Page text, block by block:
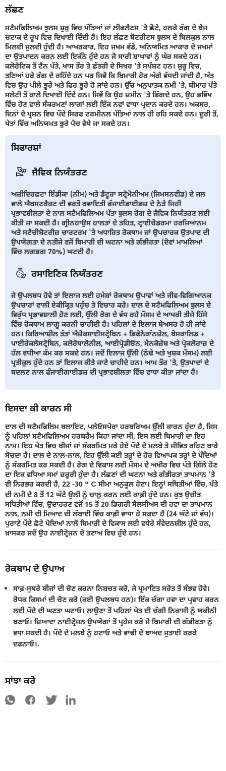
ਲੱਛਣ
ਸਟੈਮਫਿਲਿਅਮ ਝੁਲਸ ਸ਼ੁਰੂ ਵਿਚ ਪੱਤਿਆਂ ਜਾਂ ਲੀਫਲੈਟਸ 'ਤੇ ਛੋਟੇ, ਹਲਕੇ ਰੰਗ ਦੇ ਬੇਜ
ਚਟਾਕ ਦੇ ਰੂਪ ਵਿਚ ਦਿਖਾਈ ਦਿੰਦੀ ਹੈ। ਇਹ ਲੱਛਣ ਬੋਟਰੀਟਸ ਝੁਲਸ ਦੇ ਬਿਲਕੁਲ ਨਾਲ
ਮਿਲਦੀ ਜੁਲਦੀ ਹੁੰਦੀ ਹੈ। ਆਖਰਕਾਰ, ਇਹ ਜਖਮ ਵੱਡੇ, ਅਨਿਯਮਿਤ ਆਕਾਰ ਦੇ ਜਖਮਾਂ
ਦਾ ਉਤਪਾਦਨ ਕਰਨ ਲਈ ਇਕੱਠੇ ਹੁੰਦੇ ਹਨ ਜੋ ਸਾਰੀ ਸ਼ਾਖਾਵਾਂ ਨੂੰ ਘੇਰ ਸਕਦੇ ਹਨ।
ਕਲੋਰੋਟਿਕ ਤੋਂ ਟੈਨ ਪੱਤੇ, ਖਾਸ ਤੌਰ ਤੇ ਛੱਤਰੀ ਦੇ ਸਿਖਰ 'ਤੇ ਸਪੱਸ਼ਟ ਹਨ। ਸ਼ੁਰੂ ਵਿਚ,
ਤਣਿਆਂ ਹਰੇ ਰੰਗ ਦੇ ਰਹਿੰਦੇ ਹਨ ਪਰ ਜਿਵੇਂ ਕਿ ਬਿਮਾਰੀ ਹੋਰ ਅੱਗੇ ਵੱਧਦੀ ਜਾਂਦੀ ਹੈ, ਅੰਤ
ਵਿਚ ਉਹ ਪੀਲੇ ਭੂਰੇੇ ਅਤੇ ਫਿਰ ਭੂਰੇ ਹੋ ਜਾਂਦੇ ਹਨ। ਉੱਚ ਅਨੁਪਾਤਕ ਨਮੀ 'ਤੇ, ਬੀਮਾਰ ਪੱਤੇ
ਸਲੇਟੀ ਤੋਂ ਕਾਲੇ ਦਿਖਾਈ ਦਿੰਦੇ ਹਨ। ਜਿਵੇਂ ਕਿ ਉਹ ਜ਼ਮੀਨ 'ਤੇ ਡਿੱਗਦੇ ਹਨ, ਉਹ ਭਵਿੱਖ
ਵਿੱਚ ਹੋਣ ਵਾਲੇ ਸੰਕਰਮਣਾਂ ਲਾਗਾਂ ਲਈ ਇੱਕ ਨਵਾਂ ਵਾਧਾ ਪ੍ਰਦਾਨ ਕਰਦੇ ਹਨ। ਅਕਸਰ,
ਦਿਨਾਂ ਦੇ ਪ੍ਰਸ਼ਨ ਵਿਚ ਪੌਦੇ ਸਿਰਫ ਟਰਮੀਨਲ ਪੱਤਿਆਂ ਨਾਲ ਹੀ ਰਹਿ ਸਕਦੇ ਹਨ। ਦੂਰੀ ਤੋਂ,
ਖੇਤਾਂ ਵਿੱਚ ਅਨਿਯਮਤ ਭੂਰੇ ਪੈਚ ਵੇਖੇ ਜਾ ਸਕਦੇ ਹਨ।
ਸਿਫਾਰਸ਼ਾਂ
ਜੈਵਿਕ ਨਿਯੰਤਰਣ
ਅਜ਼ੀਦਿਰਛਟਾ ਇੰਡੀਕਾ (ਨੀਮ) ਅਤੇ ਡੈਟੂਰਾ ਸਟ੍ਰੋਮੋਨੀਅਮ (ਜਿਮਸਨਵੀਡ) ਦੇ ਜਲ
ਵਾਲੇ ਐਬਸਟਰੈਕਟ ਦੀ ਵਰਤੋਂ ਰਵਾਇਤੀ ਫੰਜਾਈਡਾਈਡਜ਼ ਦੇ ਨੇੜੇ ਜਿਹੀ
ਪ੍ਰਭਾਵਸ਼ੀਲਤਾ ਦੇ ਨਾਲ ਸਟੈਮਫਿਲਿਅਮ ਪੱਤਾ ਝੁਲਸ ਰੋਗ ਦੇ ਜੈਵਿਕ ਨਿਯੰਤਰਣ ਲਈ
ਕੀਤੀ ਜਾ ਸਕਦੀ ਹੈ। ਗ੍ਰੀਨਹਾਉਸ ਹਾਲਤਾਂ ਦੇ ਤਹਿਤ, ਟ੍ਰਾਈਚੋਡਰਮਾ ਹਰਜਿਆਨਮ
ਅਤੇ ਸਟੈਚੀਬੋਟਰੀਜ਼ ਚਾਰਟਰਮ 'ਤੇ ਅਧਾਰਿਤ ਰੋਕਥਾਮ ਜਾਂ ਉਪਚਾਰਕ ਉਤਪਾਦ ਦੀ
ਉਪਯੋਗਤਾ ਦੇ ਨਤੀਜੇ ਵਜੋਂ ਬਿਮਾਰੀ ਦੀ ਘਟਨਾ ਅਤੇ ਗੰਭੀਰਤਾ (ਦੋਵਾਂ ਮਾਮਲਿਆਂ
ਵਿੱਚ ਲਗਭਗ 70%) ਘਟਦੀ ਹੈ।
ਰਸਾਇਣਿਕ ਨਿਯੰਤਰਣ
ਜੇ ਉਪਲਬਧ ਹੋਵੇ ਤਾਂ ਇਲਾਜ ਲਈ ਹਮੇਸ਼ਾਂ ਰੋਕਥਾਮ ਉਪਾਵਾਂ ਅਤੇ ਜੀਵ-ਵਿਗਿਆਨਕ
ਉਪਚਾਰਾਂ ਵਾਲੀ ਏਕੀਕ੍ਰਿਤ ਪਹੁੰਚ ਤੇ ਵਿਚਾਰ ਕਰੋ। ਦਾਲ ਦੇ ਸਟੈਮਫਿਲਿਅਮ ਝੁਲਸ ਦੇ
ਵਿਰੁੱਧ ਪ੍ਰਭਾਵਸ਼ਾਲੀ ਹੋਣ ਲਈ, ਉੱਲੀ ਰੋਗ ਦੇ ਵੱਧ ਰਹੇ ਮੌਸਮ ਦੇ ਆਖਰੀ ਤੀਜੇ ਹਿੱਸੇ
ਵਿੱਚ ਰੋਕਥਾਮ ਲਾਗੂ ਕਰਨੀ ਚਾਹੀਦੀ ਹੈ। ਪਹਿਲਾਂ ਦੇ ਇਲਾਜ ਬੇਅਸਰ ਹੋ ਹੀ ਜਾਂਦੇ
ਹਨ। ਕਿਰਿਆਸ਼ੀਲ ਤੱਤਾਂ ਐਜ਼ੋਕਸਾਈਸਟ੍ਰੋਬਿਨ + ਡਿਫੇਨੋਕਾੱਨਜ਼ੋਲ, ਬੋਸਕਾਲਿਡ +
ਪਾਈਰੇਕਲੋਸਟ੍ਰੋਬਿਨ, ਕਲੋਰੋਥਾਲੋਨੀਲ, ਆਈਪ੍ਰੋਡੀਓਨ, ਮੈਨਕੋਜ਼ੇਬ ਅਤੇ ਪ੍ਰੋਕਲੋਰਾਜ਼ ਦੇ
ਹੱਲ ਵਧੀਆ ਕੰਮ ਕਰ ਸਕਦੇ ਹਨ। ਜਦੋਂ ਇਲਾਜ ਉੱਲੀ (ਠੰਢੇ ਅਤੇ ਖੁਸ਼ਕ ਮੌਸਮ) ਲਈ
ਪ੍ਰਤੀਕੂਲ ਹੁੰਦੇ ਹਨ ਤਾਂ ਇਲਾਜ ਕੀਤੇ ਜਾਣੇ ਚਾਹੀਦੇ ਹਨ। ਆਮ ਤੌਰ 'ਤੇ, ਉਤਪਾਦਾਂ ਦੇ
ਬਦਲਣ ਨਾਲ ਫੰਜਾਈਗਾਈਡਜ਼ ਦੀ ਪ੍ਰਭਾਵਸ਼ੀਲਤਾ ਵਿੱਚ ਵਾਧਾ ਕੀਤਾ ਜਾਂਦਾ ਹੈ।
ਇਸਦਾ ਕੀ ਕਾਰਨ ਸੀ
ਦਾਲ ਦੀ ਸਟੈਮਫਿਲਿਮ ਬਲਾਇਟ, ਪਲੇਓਸਪੋਰਾ ਹਰਬਰਿਅਮ ਉੱਲੀ ਕਾਰਨ ਹੁੰਦਾ ਹੈ, ਜਿਸ
ਨੂੰ ਪਹਿਲਾਂ ਸਟੈਮਫਿਲਿਅਮ ਹਰਬਰੈਮ ਕਿਹਾ ਜਾਂਦਾ ਸੀ, ਇਸ ਲਈ ਬਿਮਾਰੀ ਦਾ ਇਹ
ਨਾਮ। ਇਹ ਖੇਤ ਵਿਚ ਬੀਜਾਂ ਜਾਂ ਸੰਕਰਮਿਤ ਮਰੇ ਹੋਏ ਪੌਦੇ ਦੇ ਮਲਬੇ ਤੇ ਜੀਵਿਤ ਰਹਿਣ ਬਾਰੇ
ਸੋਚਦਾ ਹੈ। ਦਾਲ ਦੇ ਨਾਲ-ਨਾਲ, ਇਹ ਉੱਲੀ ਕਈ ਤਰ੍ਹਾਂ ਦੇ ਹੋਰ ਵਿਆਪਕ ਤਰ੍ਹਾਂ ਦੇ ਪੌਦਿਆਂ
ਨੂੰ ਸੰਕਰਮਿਤ ਕਰ ਸਕਦੀ ਹੈ। ਰੋਗ ਦੇ ਵਿਕਾਸ ਲਈ ਮੌਸਮ ਦੇ ਅਖੀਰ ਵਿਚ ਪੱਤੇ ਗਿੱਲੇ ਹੋਣ
ਦਾ ਇਕ ਵਧਿਆ ਸਮਾਂ ਜ਼ਰੂਰੀ ਹੁੰਦਾ ਹੈ। ਲੱਛਣਾਂ ਦੀ ਘਟਨਾ ਅਤੇ ਗੰਭੀਰਤਾ ਤਾਪਮਾਨ 'ਤੇ
ਵੀ ਨਿਰਭਰ ਕਰਦੀ ਹੈ, 22 -30 ° C ਸੀਮਾ ਅਨੁਕੂਲ ਹੋਣਾ। ਇਨ੍ਹਾਂ ਸਥਿਤੀਆਂ ਵਿੱਚ, ਪੱਤੇ
ਦੀ ਨਮੀ ਦੇ 8 ਤੋਂ 12 ਘੰਟੇ ਉਲੀ ਨੂੰ ਚਾਲੂ ਕਰਨ ਲਈ ਕਾਫ਼ੀ ਹੁੰਦੇ ਹਨ। ਕੁਝ ਉਚੀਤ
ਸਥਿਤੀਆਂ ਵਿੱਚ, ਉਦਾਹਰਣ ਵਜੋਂ 15 ਤੋਂ 20 ਡਿਗਰੀ ਸੈਲਸੀਅਸ ਦੀ ਹਵਾ ਦਾ ਤਾਪਮਾਨ
ਨਾਲ, ਨਮੀ ਦੀ ਮਿਆਦ ਦੀ ਲੰਬਾਈ ਵਿੱਚ ਕਾਫ਼ੀ ਵਾਧਾ ਹੋ ਸਕਦਾ ਹੈ (24 ਘੰਟੇ ਜਾਂ ਵੱਧ)।
ਪੁਰਾਣੇ ਪੌਦੇ ਛੋਟੇ ਪੋਦਿਆਂ ਨਾਲੋਂ ਬਿਮਾਰੀ ਦੇ ਵਿਕਾਸ ਲਈ ਵਧੇਰੇ ਸੰਵੇਦਨਸ਼ੀਲ ਹੁੰਦੇ ਹਨ,
ਖ਼ਾਸਕਰ ਜਦੋਂ ਉਹ ਨਾਈਟ੍ਰੋਜਨ ਦੇ ਤਣਾਅ ਵਿਚ ਹੁੰਦੇ ਹਨ।
ਰੋਕਥਾਮ ਦੇ ਉਪਾਅ
ਸਾਫ਼-ਸੁਥਰੇ ਬੀਜਾਂ ਦੀ ਚੋਣ ਕਰਨਾ ਨਿਸ਼ਚਤ ਕਰੋ, ਜੇ ਪ੍ਰਮਾਣਿਤ ਸਰੋਤ ਤੋਂ ਸੰਭਵ ਹੋਵੇ।
ਰੋਧਕ ਕਿਸਮਾਂ ਦੀ ਚੋਣ ਕਰੋ (ਕਈ ਉਪਲਬਧ ਹਨ)। ਇੱਕ ਚੰਗਾ ਹਵਾ ਦਾ ਪ੍ਰਵਾਹ ਕਰਨ
ਲਈ ਪੌਦੇ ਦੀ ਘਣਤਾ ਘਟਾਓ। ਲਾਉਣਾ ਤੋਂ ਪਹਿਲਾਂ ਖੇਤ ਦੀ ਚੰਗੀ ਨਿਕਾਸੀ ਨੂੰ ਯਕੀਨੀ
ਬਣਾਓ। ਜ਼ਿਆਦਾ ਨਾਈਟ੍ਰੋਜਨ ਉਪਯੋਗਾਂ ਤੋਂ ਪ੍ਰਹੇਜ ਕਰੋ ਜੋ ਬਿਮਾਰੀ ਦੀ ਗੰਭੀਰਤਾ ਨੂੰ
ਵਧਾ ਸਕਦੀ ਹੈ। ਪੌਦੇ ਦੇ ਮਲਬੇ ਨੂੰ ਹਟਾਓ ਅਤੇ ਵਾਢੀ ਦੇ ਬਾਅਦ ਜੁਤਾਈ ਕਰਕੇ
ਦਫਨਾਓ।.
ਸਾਂਝਾ ਕਰੋ